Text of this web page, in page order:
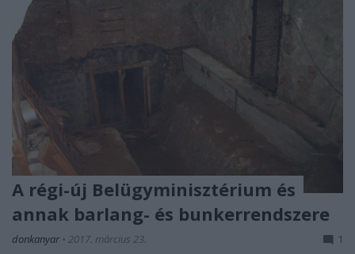
A régi-új Belügyminisztérium és
annak barlang- és bunkerrendszere
donkanyar • 2017. március 23. 1